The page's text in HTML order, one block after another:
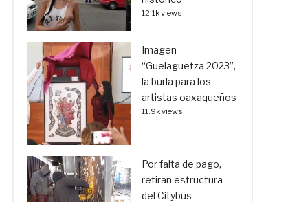
12.1k views
Imagen
“Guelaguetza 2023”,
la burla para los
artistas oaxaqueños
11.9k views
Por falta de pago,
retiran estructura
del Citybus